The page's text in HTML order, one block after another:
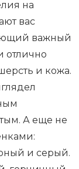
на
вас
важный
отлично
и кожа.
А еще не
и серый.